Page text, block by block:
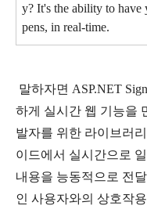
y? It's the ability to have
pens, in real-time.
말하자면 ASP.NET
하게 실시간 웹 기능을
발자를 위한 라이브러
이드에서 실시간으로
내용을 능동적으로 전
인 사용자와의 상호작